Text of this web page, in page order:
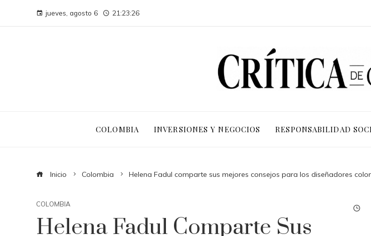
jueves, agosto 6 21:23:27
COLOMBIA INVERSIONES Y NEGOCIOS RESPONSABILIDAD
Inicio Colombia Helena Fadul comparte sus mejores consejos para los diseñadores
COLOMBIA
Helena Fadul Comparte Sus